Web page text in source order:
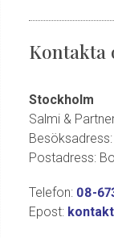
Kontakta
Stockholm
Salmi &
Postadress:
Telefon: 08-
Epost: